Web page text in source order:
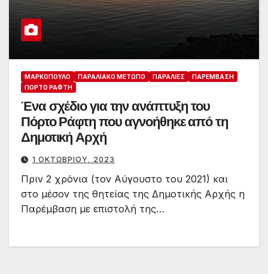
ΜΑΡΚΌΠΟΥΛΟ ΠΑΡΑΛΙΑΚΌ ΜΈΤΩΠΟ ΠΑΡΑΛΊΕΣ
ΠΑΡΈΜΒΑΣΗ
ΠΌΡΤΟ ΡΆΦΤΗ
Ένα σχέδιο για την ανάπτυξη του
Πόρτο Ράφτη που αγνοήθηκε από τη
Δημοτική Αρχή
1 ΟΚΤΩΒΡΊΟΥ, 2023
Πριν 2 χρόνια (τον Αύγουστο του 2021) και
στο μέσον της θητείας της Δημοτικής Αρχής η
Παρέμβαση με επιστολή της…